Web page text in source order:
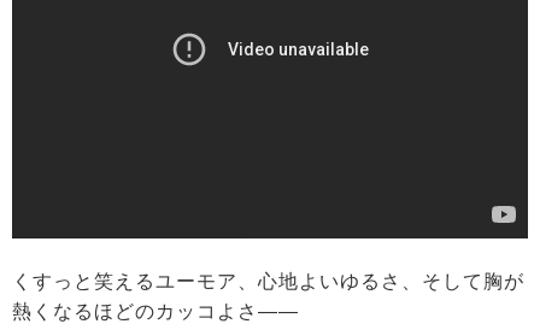
くすっと笑えるユーモア、心地よいゆるさ、そして胸が
熱くなるほどのカッコよさ——